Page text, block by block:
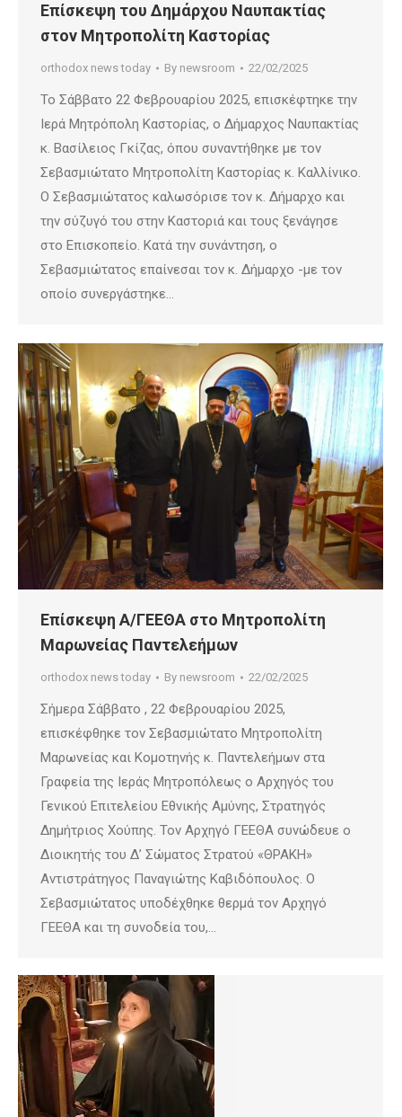
Επίσκεψη του Δημάρχου Ναυπακτίας
στον Μητροπολίτη Καστορίας
orthodox news today By newsroom 22/02/2025
Το Σάββατο 22 Φεβρουαρίου 2025, επισκέφτηκε την
Ιερά Μητρόπολη Καστορίας, ο Δήμαρχος Ναυπακτίας
κ. Βασίλειος Γκίζας, όπου συναντήθηκε με τον
Σεβασμιώτατο Μητροπολίτη Καστορίας κ. Καλλίνικο.
Ο Σεβασμιώτατος καλωσόρισε τον κ. Δήμαρχο και
την σύζυγό του στην Καστοριά και τους ξενάγησε
στο Επισκοπείο. Κατά την συνάντηση, ο
Σεβασμιώτατος επαίνεσαι τον κ. Δήμαρχο -με τον
οποίο συνεργάστηκε…
Επίσκεψη Α/ΓΕΕΘΑ στο Μητροπολίτη
Μαρωνείας Παντελεήμων
orthodox news today By newsroom 22/02/2025
Σήμερα Σάββατο , 22 Φεβρουαρίου 2025,
επισκέφθηκε τον Σεβασμιώτατο Μητροπολίτη
Μαρωνείας και Κομοτηνής κ. Παντελεήμων στα
Γραφεία της Ιεράς Μητροπόλεως ο Αρχηγός του
Γενικού Επιτελείου Εθνικής Αμύνης, Στρατηγός
Δημήτριος Χούπης. Τον Αρχηγό ΓΕΕΘΑ συνώδευε ο
Διοικητής του Δ’ Σώματος Στρατού «ΘΡΑΚΗ»
Αντιστράτηγος Παναγιώτης Καβιδόπουλος. Ο
Σεβασμιώτατος υποδέχθηκε θερμά τον Αρχηγό
ΓΕΕΘΑ και τη συνοδεία του,…